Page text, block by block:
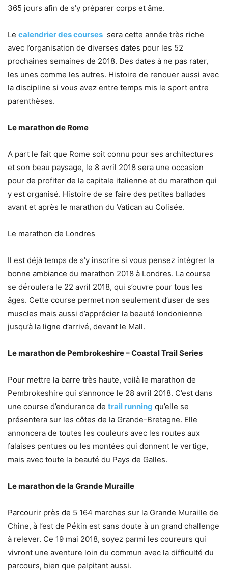
365 jours afin de s’y préparer corps et âme.
Le calendrier des courses sera cette année très riche
avec l’organisation de diverses dates pour les 52
prochaines semaines de 2018. Des dates à ne pas rater,
les unes comme les autres. Histoire de renouer aussi avec
la discipline si vous avez entre temps mis le sport entre
parenthèses.
Le marathon de Rome
A part le fait que Rome soit connu pour ses architectures
et son beau paysage, le 8 avril 2018 sera une occasion
pour de profiter de la capitale italienne et du marathon qui
y est organisé. Histoire de se faire des petites ballades
avant et après le marathon du Vatican au Colisée.
Le marathon de Londres
Il est déjà temps de s’y inscrire si vous pensez intégrer la
bonne ambiance du marathon 2018 à Londres. La course
se déroulera le 22 avril 2018, qui s’ouvre pour tous les
âges. Cette course permet non seulement d’user de ses
muscles mais aussi d’apprécier la beauté londonienne
jusqu’à la ligne d’arrivé, devant le Mall.
Le marathon de Pembrokeshire – Coastal Trail Series
Pour mettre la barre très haute, voilà le marathon de
Pembrokeshire qui s’annonce le 28 avril 2018. C’est dans
une course d’endurance de trail running qu’elle se
présentera sur les côtes de la Grande-Bretagne. Elle
annoncera de toutes les couleurs avec les routes aux
falaises pentues ou les montées qui donnent le vertige,
mais avec toute la beauté du Pays de Galles.
Le marathon de la Grande Muraille
Parcourir près de 5 164 marches sur la Grande Muraille de
Chine, à l’est de Pékin est sans doute à un grand challenge
à relever. Ce 19 mai 2018, soyez parmi les coureurs qui
vivront une aventure loin du commun avec la difficulté du
parcours, bien que palpitant aussi.